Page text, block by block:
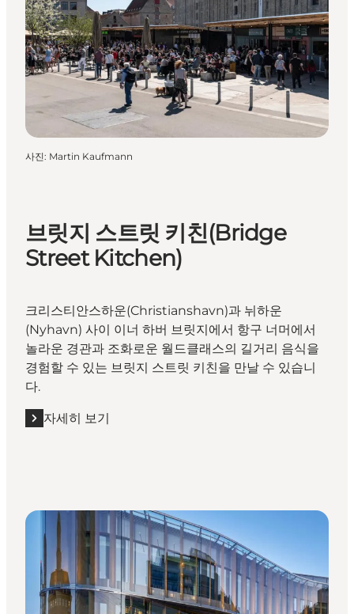
사진: Martin Kaufmann
브릿지 스트릿 키친(Bridge
Street Kitchen)
크리스티안스하운(Christianshavn)과 뉘하운
(Nyhavn) 사이 이너 하버 브릿지에서 항구 너머에서
놀라운 경관과 조화로운 월드클래스의 길거리 음식을
경험할 수 있는 브릿지 스트릿 키친을 만날 수 있습니
다.
자세히 보기
자세히 보기 "브릿지 스트릿 키친(Bridge Street